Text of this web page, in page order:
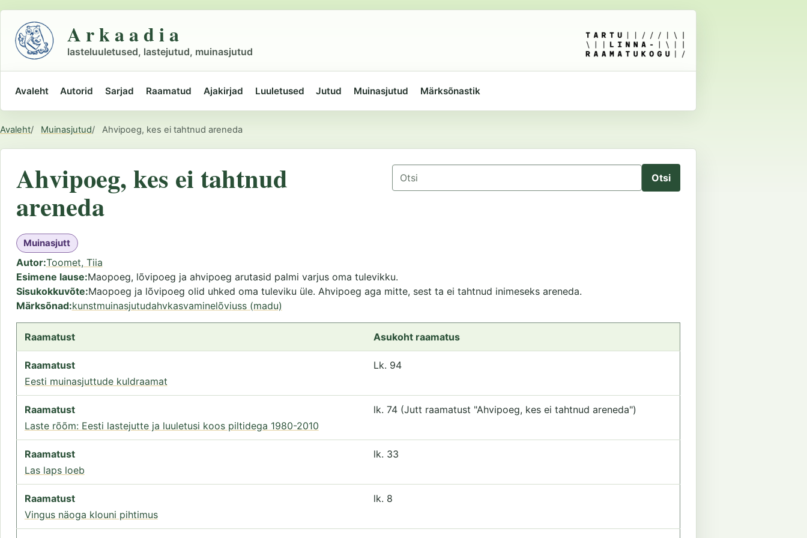
Liigu
põhisisu
juurde
A r k a a d i a
lasteluuletused, lastejutud, muinasjutud
Peamine
navigatsioon
Avaleht Autorid Sarjad Raamatud Ajakirjad Luuletused Jutud Muinasjutud Märksõnastik
Avaleht Muinasjutud Ahvipoeg, kes ei tahtnud areneda
Ahvipoeg, kes ei tahtnud
areneda
Otsing
Muinasjutt
Autor Toomet, Tiia
Esimene lause Maopoeg, lõvipoeg ja ahvipoeg arutasid palmi varjus oma tulevikku.
Sisukokkuvõte Maopoeg ja lõvipoeg olid uhked oma tuleviku üle. Ahvipoeg aga mitte, sest ta ei tahtnud inimeseks areneda.
Märksõnad kunstmuinasjutudahvkasvaminelõviuss (madu)
Raamatust Asukoht raamatus
Raamatust
Eesti muinasjuttude kuldraamat
Lk. 94
Raamatust
Laste rõõm: Eesti lastejutte ja luuletusi koos piltidega 1980-2010
lk. 74 (Jutt raamatust "Ahvipoeg, kes ei tahtnud areneda")
Raamatust
Las laps loeb
lk. 33
Raamatust
Vingus näoga klouni pihtimus
lk. 8